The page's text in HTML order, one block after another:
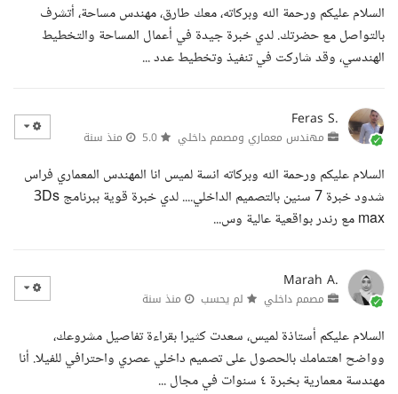
السلام عليكم ورحمة الله وبركاته، معك طارق، مهندس مساحة، أتشرف
بالتواصل مع حضرتك. لدي خبرة جيدة في أعمال المساحة والتخطيط
الهندسي، وقد شاركت في تنفيذ وتخطيط عدد ...
Feras S.
مهندس معماري ومصمم داخلي منذ سنة
السلام عليكم ورحمة الله وبركاته انسة لميس انا المهندس المعماري فراس
شدود خبرة 7 سنين بالتصميم الداخلي.... لدي خبرة قوية ببرنامج 3Ds
max مع رندر بواقعية عالية وس...
Marah A.
مصمم داخلي لم يحسب منذ سنة
السلام عليكم أستاذة لميس، سعدت كثيرا بقراءة تفاصيل مشروعك،
وواضح اهتمامك بالحصول على تصميم داخلي عصري واحترافي للفيلا. أنا
مهندسة معمارية بخبرة ٤ سنوات في مجال ...